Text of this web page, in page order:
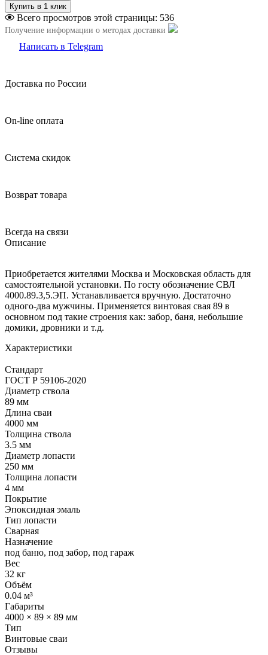
Всего просмотров этой страницы: 536
Получение информации о методах доставки
Написать в Telegram
Доставка по России
On-line оплата
Система скидок
Возврат товара
Всегда на связи
Описание
Приобретается жителями Москва и Московская область для
самостоятельной установки. По госту обозначение СВЛ
4000.89.3,5.ЭП. Устанавливается вручную. Достаточно
одного-два мужчины. Применяется винтовая свая 89 в
основном под такие строения как: забор, баня, небольшие
домики, дровники и т.д.
Характеристики
Стандарт
ГОСТ Р 59106-2020
Диаметр ствола
89 мм
Длина сваи
4000 мм
Толщина ствола
3.5 мм
Диаметр лопасти
250 мм
Толщина лопасти
4 мм
Покрытие
Эпоксидная эмаль
Тип лопасти
Сварная
Назначение
под баню, под забор, под гараж
Вес
32 кг
Объём
0.04 м³
Габариты
4000 × 89 × 89 мм
Тип
Винтовые сваи
Отзывы